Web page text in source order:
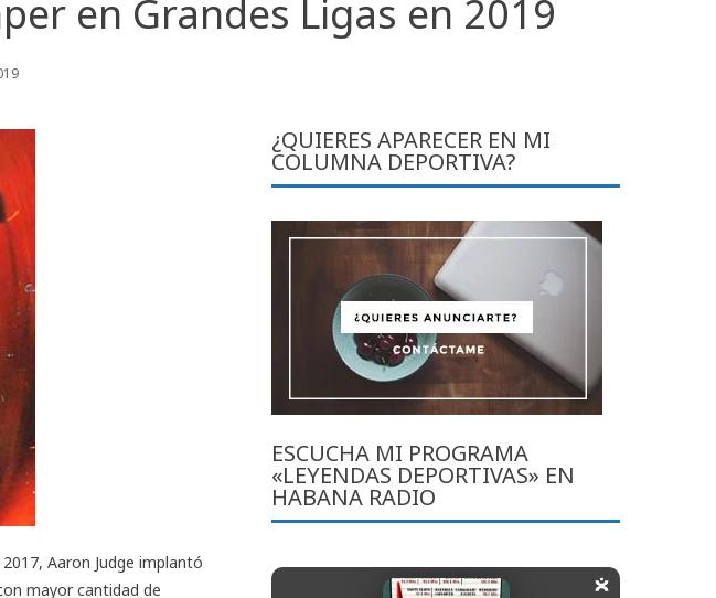
en Grandes Ligas en 2019
Aaron Judge implantó
mayor cantidad de
¿QUIERES APARECER EN MI
COLUMNA DEPORTIVA?
ESCUCHA MI PROGRAMA
«LEYENDAS DEPORTIVAS» EN
HABANA RADIO